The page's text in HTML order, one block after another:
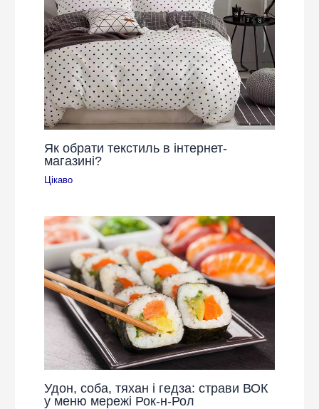
Як обрати текстиль в інтернет-
магазині?
Цікаво
Удон, соба, тяхан і гедза: страви ВОК
у меню мережі Рок-н-Рол